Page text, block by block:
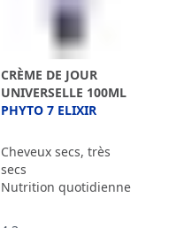
CRÈME DE JOUR
UNIVERSELLE 100ML
PHYTO 7 ELIXIR
Cheveux secs, très
secs
Nutrition quotidienne